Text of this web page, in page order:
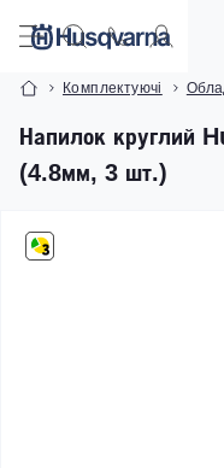
Комплектуючі
Напилок круглий
(4.8мм, 3 шт.)